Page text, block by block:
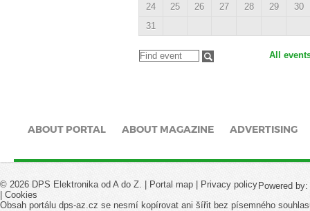
24
25 26 27 28 29
30
31
All
ABOUT PORTAL ABOUT MAGAZINE ADVERTISING
Powered by:
© 2026 DPS Elektronika od A do Z. | Portal map | Privacy policy
| Cookies
Obsah portálu dps-az.cz se nesmí kopírovat ani šířit bez písemného